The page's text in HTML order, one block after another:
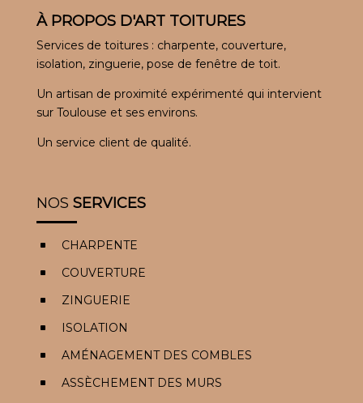
À PROPOS D'ART TOITURES
Services de toitures : charpente, couverture,
isolation, zinguerie, pose de fenêtre de toit.
Un artisan de proximité expérimenté qui intervient
sur Toulouse et ses environs.
Un service client de qualité.
NOS SERVICES
^ CHARPENTE
^ COUVERTURE
^ ZINGUERIE
^ ISOLATION
^ AMÉNAGEMENT DES COMBLES
^ ASSÈCHEMENT DES MURS